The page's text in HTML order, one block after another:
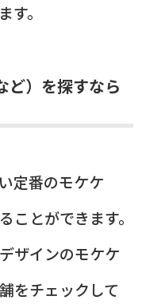
。
ど）を探すなら
定番のモケケ
ことができます。
ザインのモケケ
をチェックして